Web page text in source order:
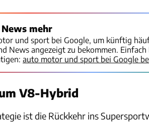
mehr
und sport bei Google, um künftig
News angezeigt zu bekommen.
auto motor und sport bei Google
V8-Hybrid
ist die Rückkehr ins